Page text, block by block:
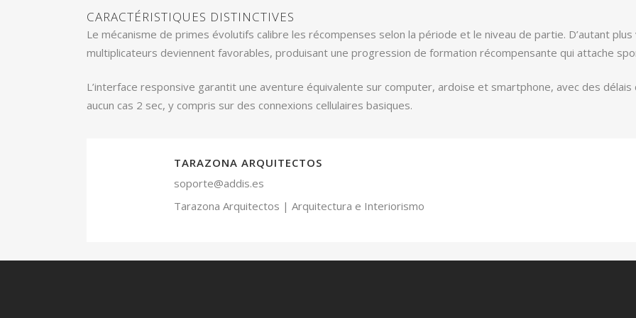
CARACTÉRISTIQUES DISTINCTIVES
Le mécanisme de primes évolutifs calibre les récompenses selon la période et le niveau de partie. D’autant
multiplicateurs deviennent favorables, produisant une progression de formation récompensante qui attache
L’interface responsive garantit une aventure équivalente sur computer, ardoise et smartphone, avec des
aucun cas 2 sec, y compris sur des connexions cellulaires basiques.
TARAZONA ARQUITECTOS
soporte@addis.es
Tarazona Arquitectos | Arquitectura e Interiorismo